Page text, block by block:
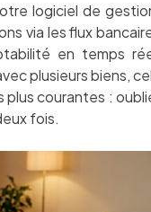
logiciel de
via les flux
en temps
plusieurs biens,
plus courantes :
fois.